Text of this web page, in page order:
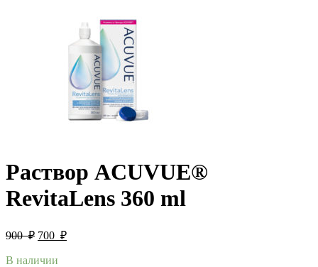
Раствор ACUVUE®
RevitaLens 360 ml
900₽ 700 ₽
В наличии